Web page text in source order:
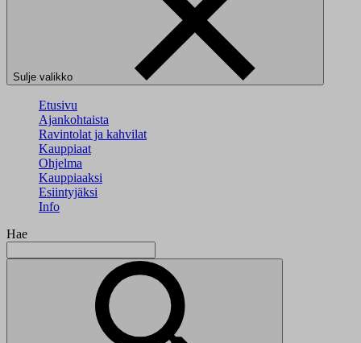
Sulje valikko
Etusivu
Ajankohtaista
Ravintolat ja kahvilat
Kauppiaat
Ohjelma
Kauppiaaksi
Esiintyjäksi
Info
Hae